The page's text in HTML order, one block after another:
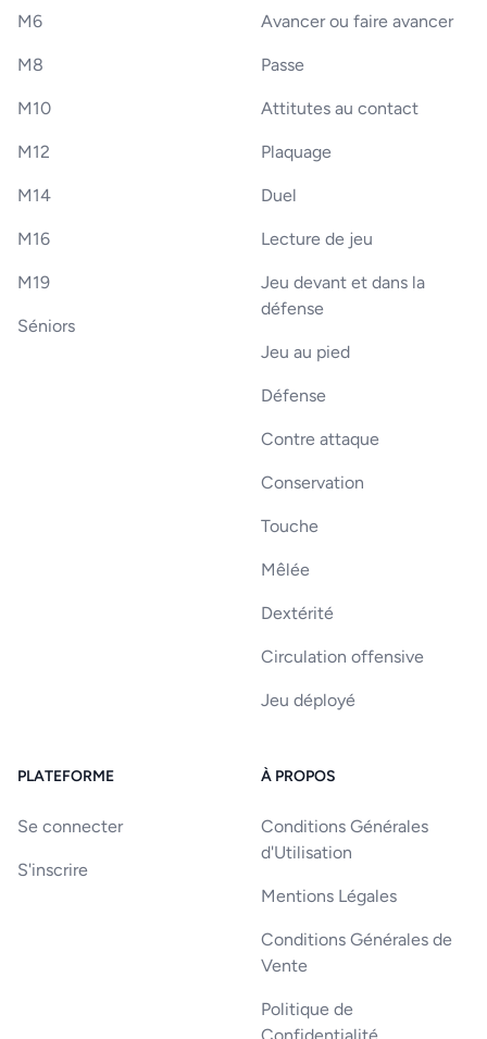
M6
M8
M10
M12
M14
M16
M19
Séniors
Avancer ou faire avancer
Passe
Attitutes au contact
Plaquage
Duel
Lecture de jeu
Jeu devant et dans la
défense
Jeu au pied
Défense
Contre attaque
Conservation
Touche
Mêlée
Dextérité
Circulation offensive
Jeu déployé
PLATEFORME
Se connecter
S'inscrire
À PROPOS
Conditions Générales
d'Utilisation
Mentions Légales
Conditions Générales de
Vente
Politique de